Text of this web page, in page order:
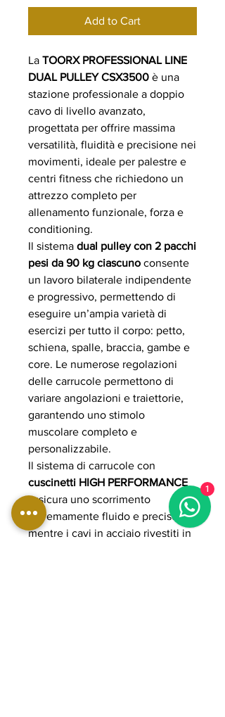
Add to Cart
La TOORX PROFESSIONAL LINE
DUAL PULLEY CSX3500 è una
stazione professionale a doppio
cavo di livello avanzato,
progettata per offrire massima
versatilità, fluidità e precisione nei
movimenti, ideale per palestre e
centri fitness che richiedono un
attrezzo completo per
allenamento funzionale, forza e
conditioning.
Il sistema dual pulley con 2 pacchi
pesi da 90 kg ciascuno consente
un lavoro bilaterale indipendente
e progressivo, permettendo di
eseguire un’ampia varietà di
esercizi per tutto il corpo: petto,
schiena, spalle, braccia, gambe e
core. Le numerose regolazioni
delle carrucole permettono di
variare angolazioni e traiettorie,
garantendo uno stimolo
muscolare completo e
personalizzabile.
Il sistema di carrucole con
cuscinetti HIGH PERFORMANCE
assicura uno scorrimento
estremamente fluido e preciso,
mentre i cavi in acciaio rivestiti in
1